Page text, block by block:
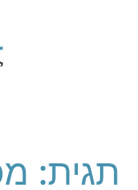
תגית: